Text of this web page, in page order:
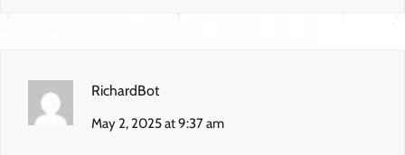
RichardBot
May 2, 2025 at 9:37 am